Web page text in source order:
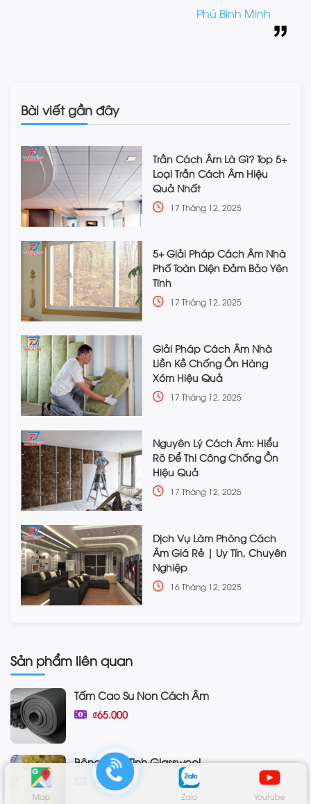
Map Zalo Youtube
Phú Bình Minh
Bài viết gần đây
Trần Cách Âm Là Gì? Top 5+
Loại Trần Cách Âm Hiệu
Quả Nhất
17 Tháng 12, 2025
5+ Giải Pháp Cách Âm Nhà
Phố Toàn Diện Đảm Bảo Yên
Tĩnh
17 Tháng 12, 2025
Giải Pháp Cách Âm Nhà
Liền Kề Chống Ồn Hàng
Xóm Hiệu Quả
17 Tháng 12, 2025
Nguyên Lý Cách Âm: Hiểu
Rõ Để Thi Công Chống Ồn
Hiệu Quả
17 Tháng 12, 2025
Dịch Vụ Làm Phòng Cách
Âm Giá Rẻ | Uy Tín, Chuyên
Nghiệp
16 Tháng 12, 2025
Sản phẩm liên quan
Tấm Cao Su Non Cách Âm
₫65.000
Bông Thủy Tinh Glasswool
₫380.000